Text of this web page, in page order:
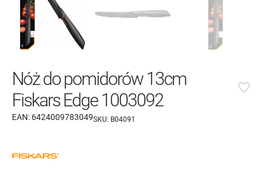
Nóż do pomidorów 13cm
Fiskars Edge 1003092
EAN: 6424009783049SKU: B04091
favorite_border